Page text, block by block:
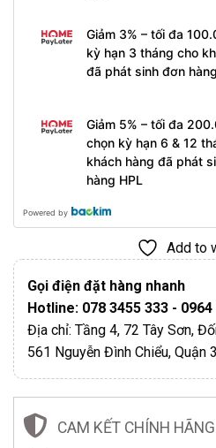
Giảm 3% – tối đa
kỳ hạn 3 tháng cho
đã phát sinh đơn
Giảm 5% – tối đa
chọn kỳ hạn 6 & 12
khách hàng đã phát
hàng HPL
Powered by
Add to
Gọi điện đặt hàng nhanh
Hotline: 078 3455 333 - 0964
Địa chỉ: Tầng 4, 72 Tây Sơn,
561 Nguyễn Đình Chiểu, Quận
CAM KẾT CHÍNH HÃNG